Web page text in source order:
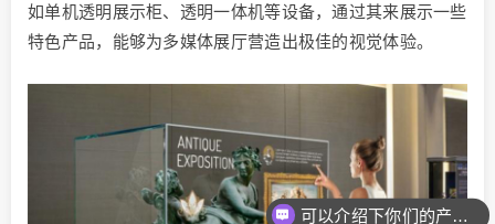
如单机透明展示柜、透明一体机等设备，通过其来展示一些
特色产品，能够为多媒体展厅营造出极佳的视觉体验。